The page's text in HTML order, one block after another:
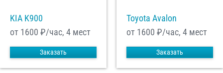
KIA K900
от 1600 ₽/час, 4 мест
Заказать
Toyota Avalon
от 1600 ₽/час, 4 мест
Заказать